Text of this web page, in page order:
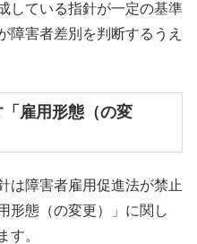
している指針が一定の基準
障害者差別を判断するうえ
「雇用形態（の変
は障害者雇用促進法が禁止
形態（の変更）」に関し
す。